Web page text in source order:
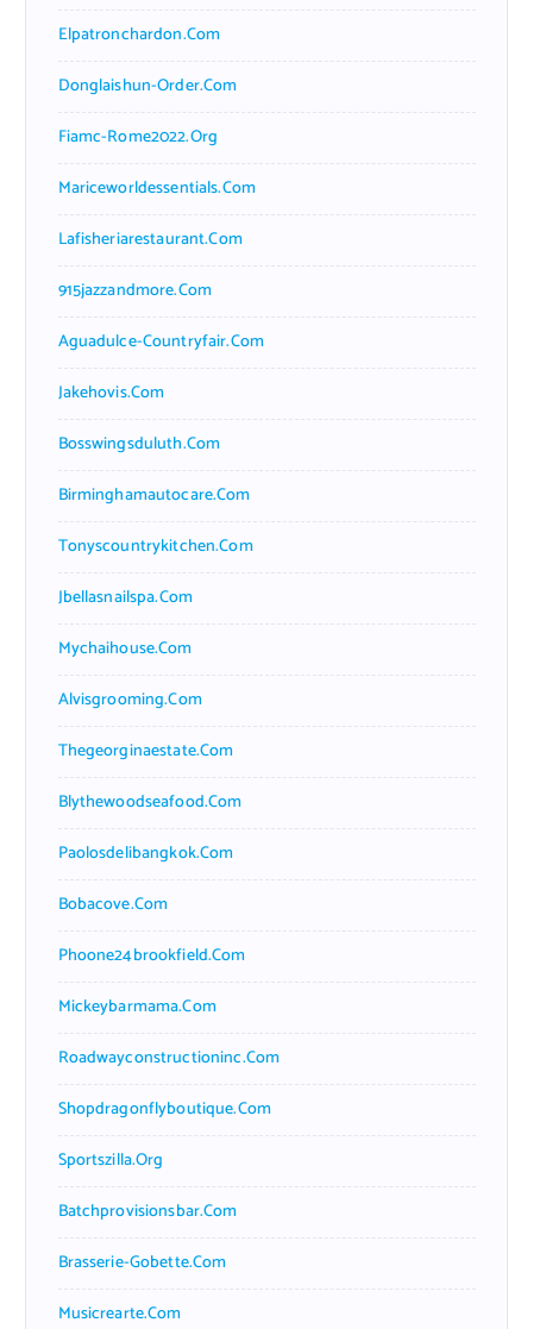
Elpatronchardon.com
Donglaishun-Order.com
Fiamc-Rome2022.org
Mariceworldessentials.com
Lafisheriarestaurant.com
915jazzandmore.com
Aguadulce-Countryfair.com
Jakehovis.com
Bosswingsduluth.com
Birminghamautocare.com
Tonyscountrykitchen.com
Jbellasnailspa.com
Mychaihouse.com
Alvisgrooming.com
Thegeorginaestate.com
Blythewoodseafood.com
Paolosdelibangkok.com
Bobacove.com
Phoone24brookfield.com
Mickeybarmama.com
Roadwayconstructioninc.com
Shopdragonflyboutique.com
Sportszilla.org
Batchprovisionsbar.com
Brasserie-Gobette.com
Musicrearte.com